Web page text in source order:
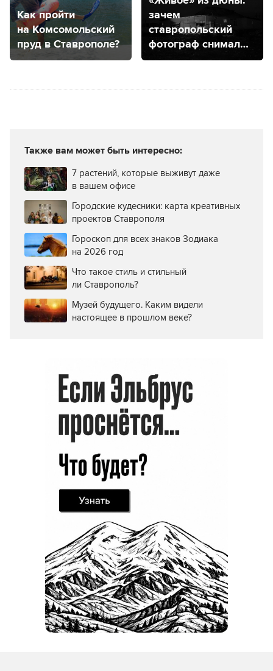
Как пройти
на Комсомольский
пруд в Ставрополе?
зачем
ставропольский
фотограф снимал
ногайскую степь?
Также вам может быть интересно:
7 растений, которые выживут даже
в вашем офисе
Городские кудесники: карта креативных
проектов Ставрополя
Гороскоп для всех знаков Зодиака
на 2026 год
Что такое стиль и стильный
ли Ставрополь?
Музей будущего. Каким видели
настоящее в прошлом веке?